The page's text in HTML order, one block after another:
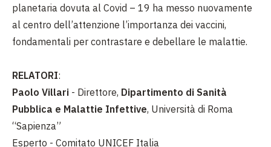
planetaria dovuta al Covid – 19 ha messo nuovamente
al centro dell’attenzione l’importanza dei vaccini,
fondamentali per contrastare e debellare le malattie.
RELATORI:
Paolo Villari - Direttore, Dipartimento di Sanità
Pubblica e Malattie Infettive, Università di Roma
“Sapienza”
Esperto - Comitato UNICEF Italia